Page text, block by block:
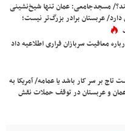
مسجدجامعی: عمان تنها شیخ‌نشینی
دارد/ عربستان برادر بزرگ‌تر نیست؛
معافیت سربازان فراری اطلاعیه داد
تاج بر سر کار باشد یا عمامه/ آمریکا به
و عربستان در توقف حملات نقش